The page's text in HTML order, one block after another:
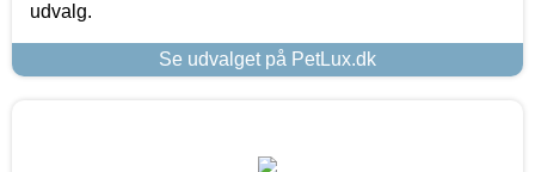
udvalg.
Se udvalget på PetLux.dk